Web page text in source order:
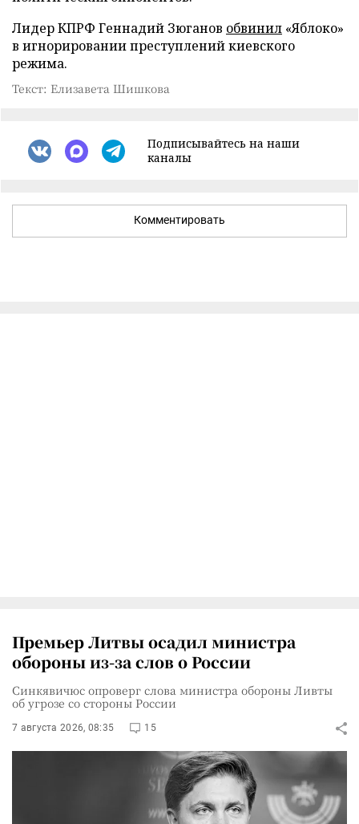
Лидер КПРФ Геннадий Зюганов обвинил «Яблоко»
в игнорировании преступлений киевского
режима.
Текст: Елизавета Шишкова
Подписывайтесь на наши
каналы
Комментировать
Премьер Литвы осадил министра
обороны из-за слов о России
Синкявичюс опроверг слова министра обороны Ливты
об угрозе со стороны России
7 августа 2026, 08:35 15